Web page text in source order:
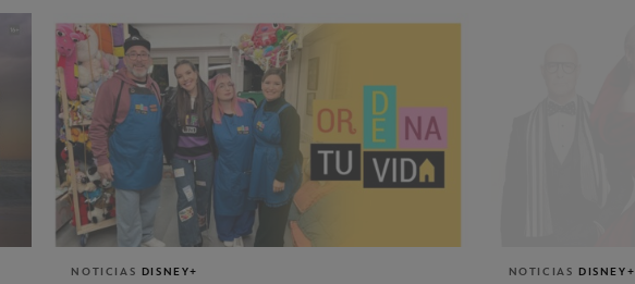
NOTICIAS DISNEY+ NOTICIAS DISNEY+